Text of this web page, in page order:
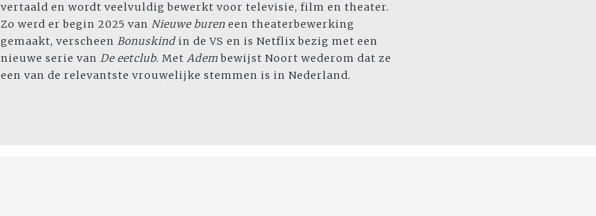
vertaald en wordt veelvuldig bewerkt voor televisie, film en theater.
Zo werd er begin 2025 van Nieuwe buren een theaterbewerking
gemaakt, verscheen Bonuskind in de VS en is Netflix bezig met een
nieuwe serie van De eetclub. Met Adembewijst Noort wederom dat ze
een van de relevantste vrouwelijke stemmen is in Nederland.